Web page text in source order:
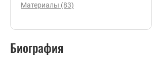
Материалы (83)
Биография